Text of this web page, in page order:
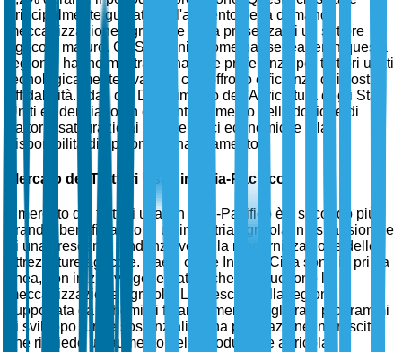
principalmente guidata dall'aumento della domanda di
meccanizzazione agricola e dalla presenza di un settore
agricolo maturo. Gli Stati Uniti, come paese leader in questa
regione, hanno mostrato una forte preferenza per trattori usati
tecnologicamente avanzati che offrono efficienza dei costi e
affidabilità. I dati del Dipartimento dell'Agricoltura degli Stati
Uniti evidenziano un costante aumento nell'adozione di
trattori usati grazie ai loro benefici economici e alla
disponibilità di opzioni di finanziamento.
Mercato dei Trattori Usati in Asia-Pacifico
Il mercato dei trattori usati in Asia-Pacifico è il secondo più
grande, beneficiando di un'industria agricola in espansione e
di una crescente tendenza verso la modernizzazione delle
attrezzature agricole. Paesi come India e Cina sono in prima
linea, con iniziative governative che promuovono la
meccanizzazione agricola. La crescita della regione è
supportata da schemi di finanziamento migliorati, programmi
di sviluppo rurale sostanziali e una popolazione in crescita
che richiede un aumento della produzione agricola.